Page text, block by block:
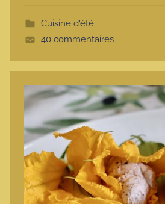
Cuisine d'été
40 commentaires